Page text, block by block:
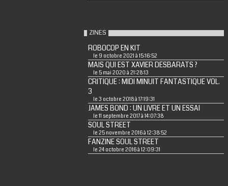
ZINES
ROBOCOP EN KIT
le 9 octobre 2021 à 15:16:52
MAIS QUI EST XAVIER DESBARATS ?
le 5 mai 2020 à 21:28:13
CRITIQUE : MIDI MINUIT FANTASTIQUE VOL.
3
le 3 octobre 2018 à 17:19:31
JAMES BOND : UN LIVRE ET UN ESSAI
le 11 septembre 2017 à 14:07:38
SOUL STREET
le 25 novembre 2016 à 12:38:52
FANZINE SOUL STREET
le 24 octobre 2016 à 12:09:31